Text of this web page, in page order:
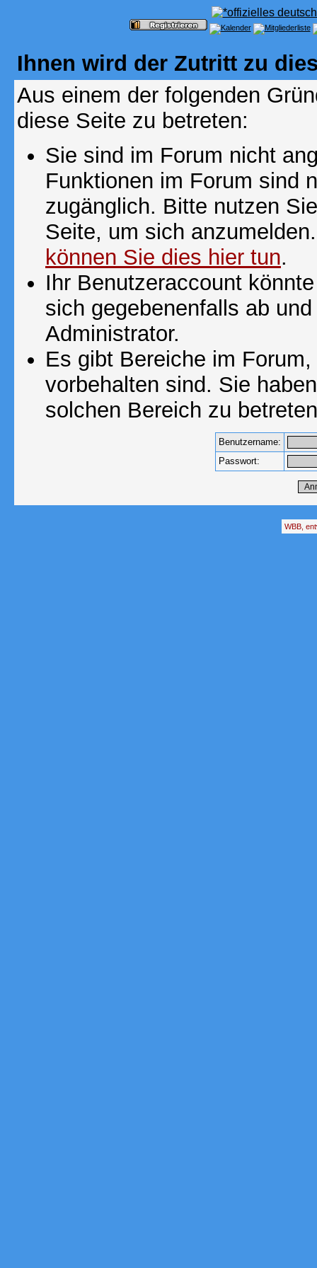
Ihnen wird der Zutritt zu
Aus einem der folgenden
diese Seite zu betreten:
Sie sind im Forum nicht
Funktionen im Forum sind
zugänglich. Bitte nutzen
Seite, um sich
können Sie dies hier tun.
Ihr Benutzeraccount
sich gegebenenfalls ab
Administrator.
Es gibt Bereiche im
vorbehalten sind. Sie
solchen Bereich zu
Benutzername:
Passwort:
WBB,